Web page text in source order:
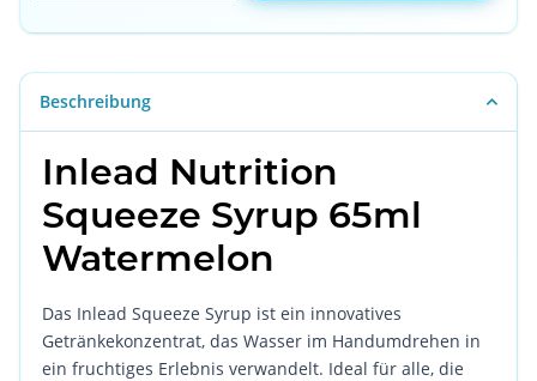
Beschreibung
Inlead Nutrition
Squeeze Syrup 65ml
Watermelon
Das Inlead Squeeze Syrup ist ein innovatives
Getränkekonzentrat, das Wasser im Handumdrehen in
ein fruchtiges Erlebnis verwandelt. Ideal für alle, die